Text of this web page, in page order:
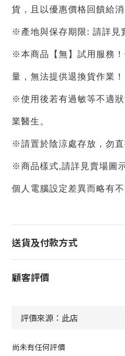
貨，且以優惠價格回饋給消
※產地與保存期限: 請詳見
※本商品【無】試用服務
量，無法提供退換貨作業！
※使用後若有過敏等不適
業醫生。
※請置於陰涼處存放，勿直
※商品樣式,請詳見賣場圖
個人電腦設定差異而略有
送貨及付款方式
顧客評價
尚未有任何評價